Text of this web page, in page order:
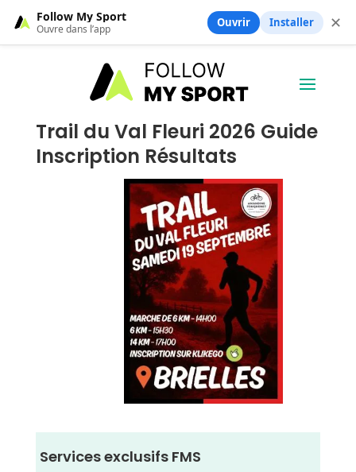
Trail du Val Fleuri 2026 Guide
Inscription Résultats
Services exclusifs FMS
Follow My Sport
Ouvre dans l’app Ouvrir Installer ✕